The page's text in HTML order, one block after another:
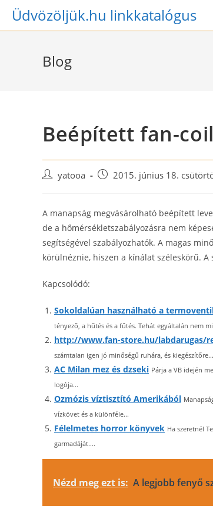
SkipÜdvözöljük.hu linkkatalógus
Blog
Beépített fan-
Postyatooa
Post 2015. június 18.
A manapság megvásárolható beépített
de a hőmérsékletszabályozásra nem
segítségével szabályozhatók. A magas
körülnéznie, hiszen a kínálat széleskörű.
Kapcsolódó:
Sokoldalúan használható a
tényező, a hűtés és a fűtés. Tehát egyáltalán nem
http://www.fan-store.hu/labdarugas/
számtalan igen jó minőségű ruhára, és kiegészítőre...
AC Milan mez és dzseki Párja a VB idején
logója...
Ozmózis víztisztító Amerikából
vízkövet és a különféle...
Félelmetes horror könyvek Ha szeretnél
garmadáját....
Nézd meg ezt is: A legjobb fenyő